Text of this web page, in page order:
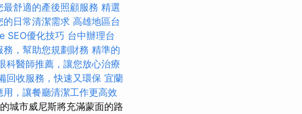
舒適的產後照顧服務 精選
的日常清潔需求 高雄地區台
SEO優化技巧 台中辦理台
務，幫助您規劃財務 精準的
科醫師推薦，讓您放心治療
回收服務，快速又環保 宜蘭
用，讓餐廳清潔工作更高效
城市威尼斯將充滿蒙面的路